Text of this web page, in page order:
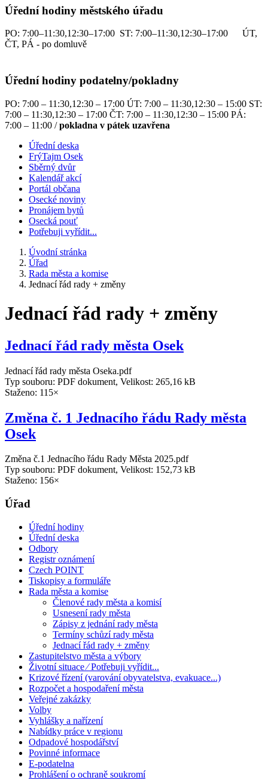
Úřední hodiny městského úřadu
PO: 7:00–11:30,12:30–17:00 ST: 7:00–11:30,12:30–17:00 ÚT,
ČT, PÁ - po domluvě
Úřední hodiny podatelny/pokladny
PO: 7:00 – 11:30,12:30 – 17:00 ÚT: 7:00 – 11:30,12:30 – 15:00 ST:
7:00 – 11:30,12:30 – 17:00 ČT: 7:00 – 11:30,12:30 – 15:00 PÁ:
7:00 – 11:00 /pokladna v pátek uzavřena
Úřední deska
FrýTajm Osek
Sběrný dvůr
Kalendář akcí
Portál občana
Osecké noviny
Pronájem bytů
Osecká pouť
Potřebuji vyřídit...
Úvodní stránka
Úřad
Rada města a komise
Jednací řád rady + změny
Jednací řád rady + změny
Jednací řád rady města Osek
Jednací řád rady města Oseka.pdf
Typ souboru: PDF dokument, Velikost: 265,16 kB
Staženo: 115×
Změna č. 1 Jednacího řádu Rady města
Osek
Změna č.1 Jednacího řádu Rady Města 2025.pdf
Typ souboru: PDF dokument, Velikost: 152,73 kB
Staženo: 156×
Úřad
Úřední hodiny
Úřední deska
Odbory
Registr oznámení
Czech POINT
Tiskopisy a formuláře
Rada města a komise
Členové rady města a komisí
Usnesení rady města
Zápisy z jednání rady města
Termíny schůzí rady města
Jednací řád rady + změny
Zastupitelstvo města a výbory
Životní situace ⁄ Potřebuji vyřídit...
Krizové řízení (varování obyvatelstva, evakuace...)
Rozpočet a hospodaření města
Veřejné zakázky
Volby
Vyhlášky a nařízení
Nabídky práce v regionu
Odpadové hospodářství
Povinné informace
E-podatelna
Prohlášení o ochraně soukromí